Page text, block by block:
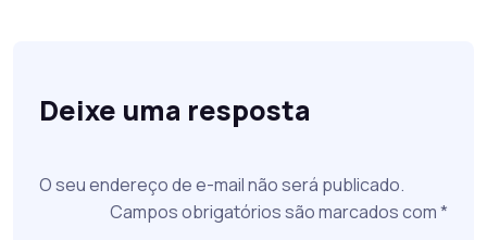
Deixe uma resposta
O seu endereço de e-mail não será publicado.
Campos obrigatórios são marcados com*